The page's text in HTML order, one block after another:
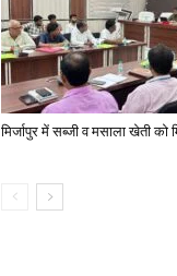
मिर्जापुर में सब्जी व मसाला खेती को